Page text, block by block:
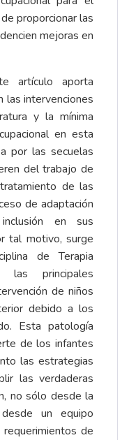
proporcionar las
mejoras en
artículo aporta
las intervenciones
y la mínima
en esta
por las secuelas
del trabajo de
de las
de adaptación
en sus
tal motivo, surge
de Terapia
las principales
de niños
debido a los
Esta patología
de los infantes
las estrategias
las verdaderas
no sólo desde la
un equipo
de